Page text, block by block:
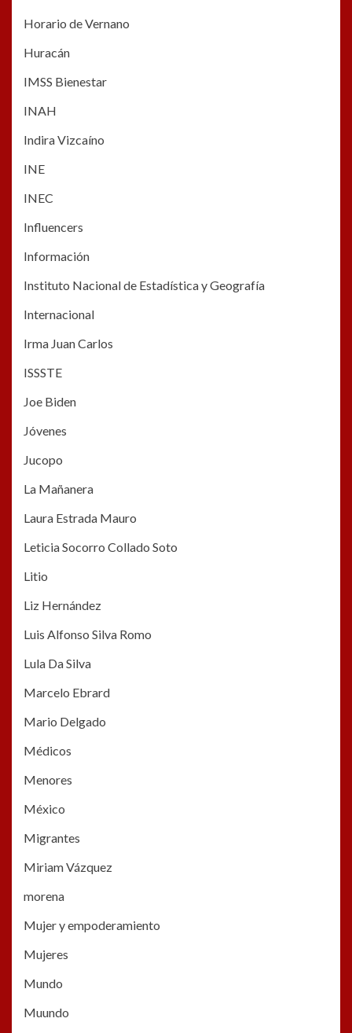
Horario de Vernano
Huracán
IMSS Bienestar
INAH
Indira Vizcaíno
INE
INEC
Influencers
Información
Instituto Nacional de Estadística y Geografía
Internacional
Irma Juan Carlos
ISSSTE
Joe Biden
Jóvenes
Jucopo
La Mañanera
Laura Estrada Mauro
Leticia Socorro Collado Soto
Litio
Liz Hernández
Luis Alfonso Silva Romo
Lula Da Silva
Marcelo Ebrard
Mario Delgado
Médicos
Menores
México
Migrantes
Miriam Vázquez
morena
Mujer y empoderamiento
Mujeres
Mundo
Muundo